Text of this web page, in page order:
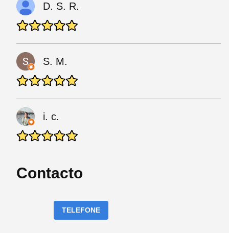
D. S. R.
S. M.
i. c.
Contacto
TELEFONE